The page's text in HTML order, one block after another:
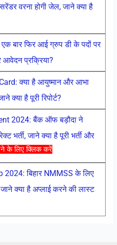
के लिए क्लिक करें
वरना होगी जेल, जाने क्या है
बार फिर आई ग्रुप डी के पदों पर
आवेदन प्रक्रिया?
क्या है आयुष्मान और आभा
क्या है पूरी रिपोर्ट?
2024: बैंक ऑफ बड़ौदा ने
भर्ती, जाने क्या है पूरी भर्ती और
बिहार NMMSS के लिए
क्या है अप्लाई करने की लास्ट